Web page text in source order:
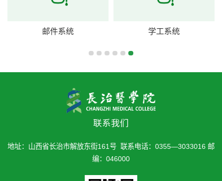
邮件系统 学工系统
联系我们
地址：山西省长治市解放东街161号 联系电话：0355—3033016 邮
编：046000